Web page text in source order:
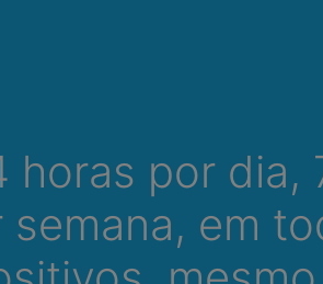
horas por dia,
semana, em